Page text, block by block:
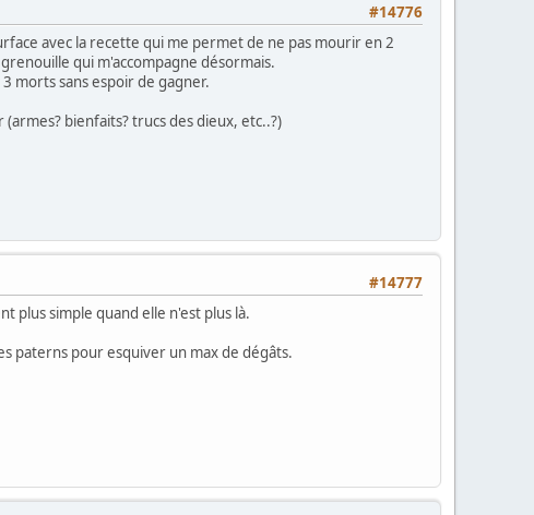
#14776
avec la recette qui me permet de ne pas mourir en 2
qui m'accompagne désormais.
morts sans espoir de gagner.
bienfaits? trucs des dieux, etc..?)
#14777
plus simple quand elle n'est plus là.
paterns pour esquiver un max de dégâts.